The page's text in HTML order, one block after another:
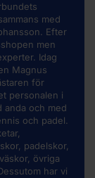
med
Efter
men
Idag
Magnus
för
personalen i
anda och med
och padel.
,
padelskor,
övriga
har vi